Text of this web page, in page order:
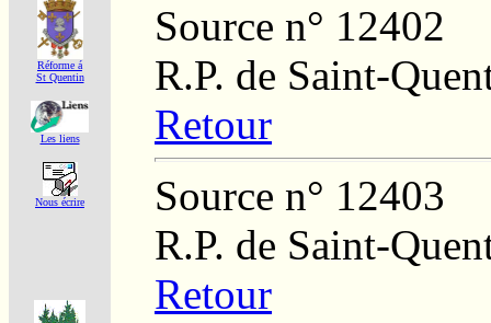
Réforme á
St Quentin
Les liens
Nous écrire
Source n° 12402
R.P. de Saint-
Retour
Source n° 12403
R.P. de Saint-
Retour